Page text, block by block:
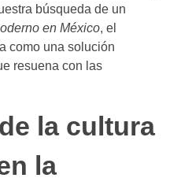
búsqueda de un
en México, el
como una solución
resuena con las
la cultura
la